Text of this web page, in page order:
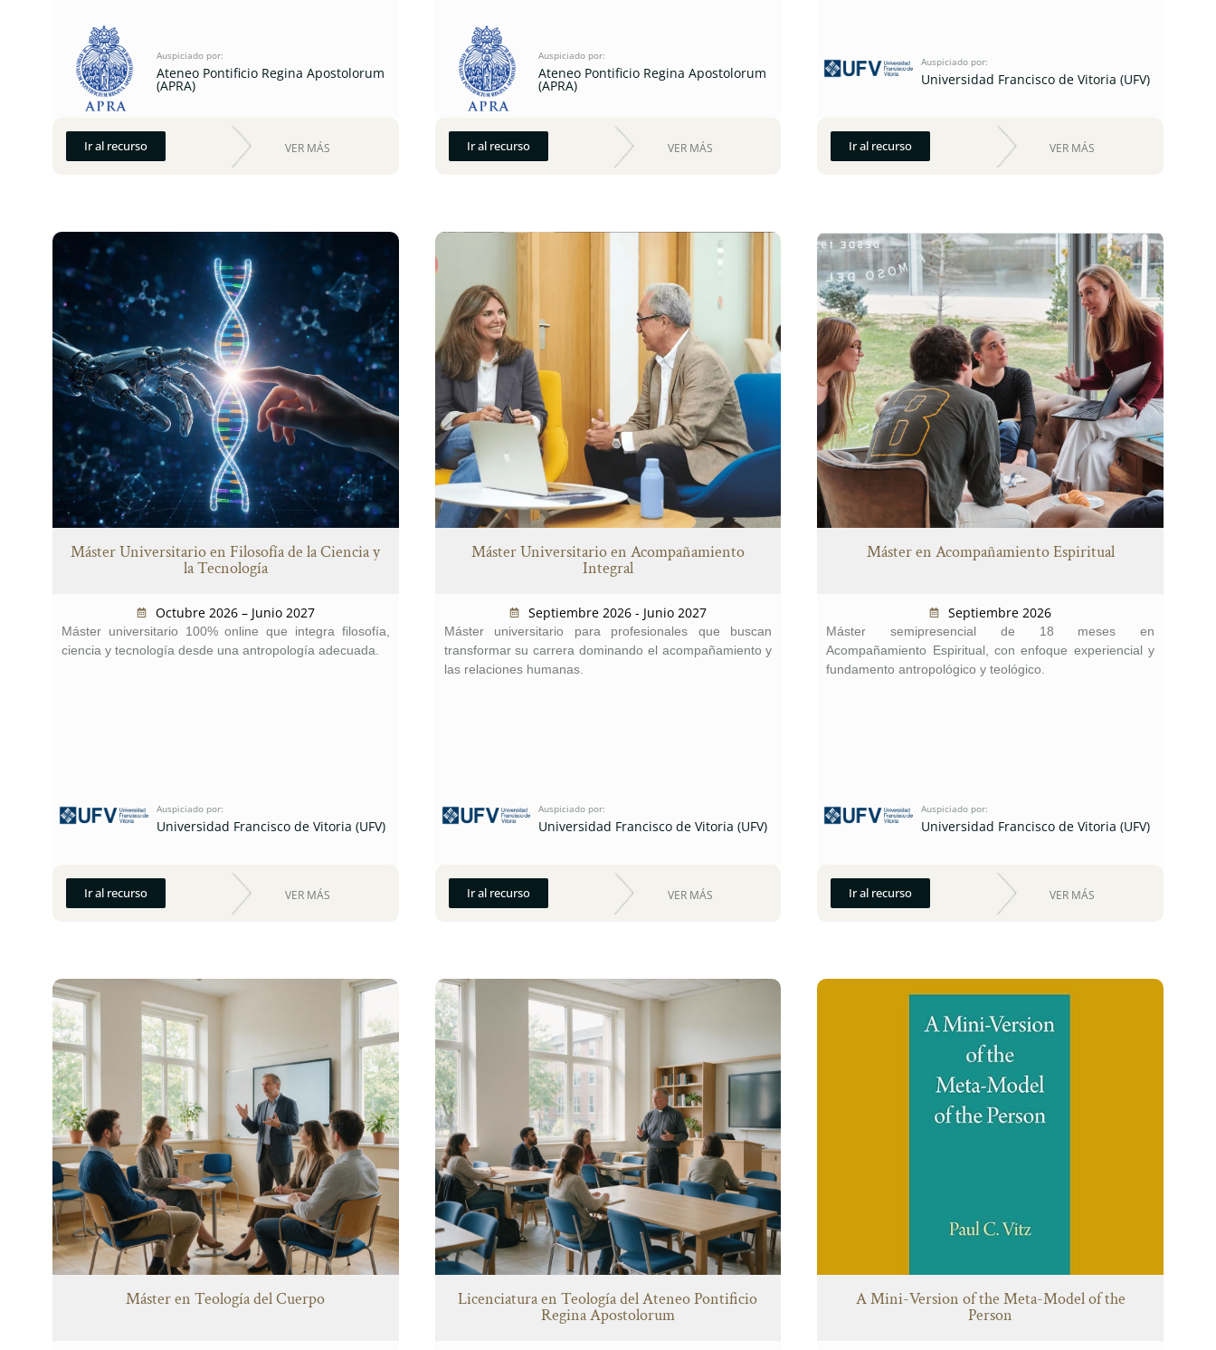
Auspiciado por:
Ateneo Pontificio Regina Apostolorum
(APRA)
Ir al recurso VER MÁS
Auspiciado por:
Ateneo Pontificio Regina Apostolorum
(APRA)
Ir al recurso VER MÁS
Auspiciado por:
Universidad Francisco de Vitoria (UFV)
Ir al recurso VER MÁS
Máster Universitario en Filosofía de la Ciencia y
la Tecnología
Octubre 2026 – Junio 2027
Máster universitario 100% online que integra filosofía,
ciencia y tecnología desde una antropología adecuada.
Auspiciado por:
Universidad Francisco de Vitoria (UFV)
Ir al recurso VER MÁS
Máster Universitario en Acompañamiento
Integral
Septiembre 2026 - Junio 2027
Máster universitario para profesionales que buscan
transformar su carrera dominando el acompañamiento y
las relaciones humanas.
Auspiciado por:
Universidad Francisco de Vitoria (UFV)
Ir al recurso VER MÁS
Máster en Acompañamiento Espiritual
Septiembre 2026
Máster semipresencial de 18 meses en
Acompañamiento Espiritual, con enfoque experiencial y
fundamento antropológico y teológico.
Auspiciado por:
Universidad Francisco de Vitoria (UFV)
Ir al recurso VER MÁS
Máster en Teología del Cuerpo Licenciatura en Teología del Ateneo Pontificio
Regina Apostolorum
A Mini-Version of the Meta-Model of the
Person